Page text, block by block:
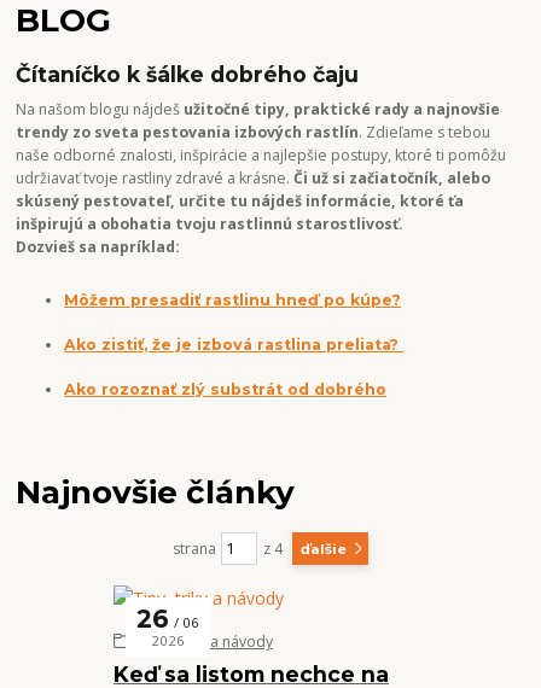
BLOG
Čítaníčko k šálke dobrého čaju
Na našom blogu nájdeš užitočné tipy, praktické rady a najnovšie
trendy zo sveta pestovania izbových rastlín. Zdieľame s tebou
naše odborné znalosti, inšpirácie a najlepšie postupy, ktoré ti pomôžu
udržiavať tvoje rastliny zdravé a krásne.Či už si začiatočník, alebo
skúsený pestovateľ, určite tu nájdeš informácie, ktoré ťa
inšpirujú a obohatia tvoju rastlinnú starostlivosť.
Dozvieš sa napríklad:
Môžem presadiť rastlinu hneď po kúpe?
Ako zistiť, že je izbová rastlina preliata?
Ako rozoznať zlý substrát od dobrého
Najnovšie články
strana z 4 ďalšie
Keď sa listom nechce na
26
06
2026
Tipy, triky a návody